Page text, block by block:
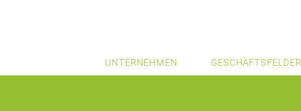
UNTERNEHMEN GESCHÄFTSFELDER